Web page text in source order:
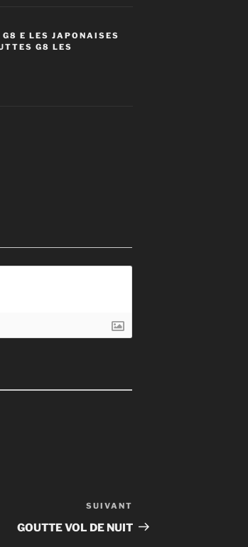
G8 E LES JAPONAISES
G8 LES
suivant
SUIVANT
GOUTTE VOL DE NUIT